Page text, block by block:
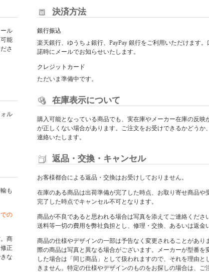
ル
能
さ
ル
も
の
商
正
な
決済方法
銀行振込
楽天銀行、ゆうちょ銀行、PayPay 銀行をご利用いただけます
諾時にメールでお知らせいたします。
クレジットカード
ただいま準備中です。
在庫表示について
購入可能となっている商品でも、実在庫やメーカー在庫の反映
が正しくない場合があります。ご注文をお受けできるかどうか
連絡いたします。
返品・交換・キャンセル
お客様都合による返品・交換はお受けしておりません。
在庫のある商品は出荷準備が完了した時点、お取り寄せ商品や
完了した時点でキャンセル不可となります。
商品が不良であると思われる場合は写真を添えてご連絡くださ
送料等一切の費用を弊社負担とし、修理・交換、あるいは返金
商品の仕様やデザインの一部は予告なく変更されることがあり
際の商品は写真と異なる場合がございます。メーカーが型番を
した場合は「同じ商品」として扱われますので、それを理由と
きません。特定の仕様やデザインのものをお探しの場合は、ご